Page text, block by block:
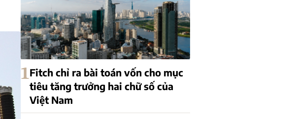
1Fitch chỉ ra bài toán vốn cho mục
tiêu tăng trưởng hai chữ số của
Việt Nam